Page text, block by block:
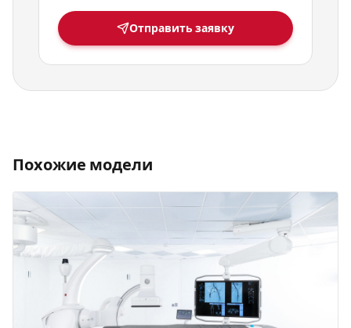
Отправить заявку
Похожие модели